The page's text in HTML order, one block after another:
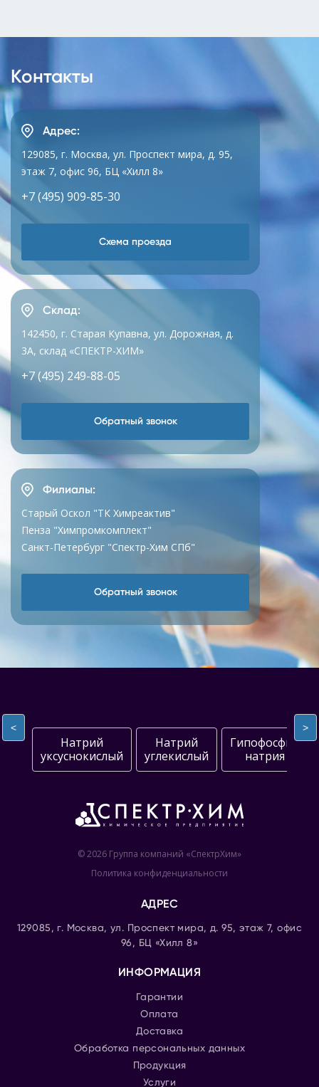
Контакты
Адрес:
129085, г. Москва, ул. Проспект мира, д. 95,
этаж 7, офис 96, БЦ «Хилл 8»
+7 (495) 909-85-30
Схема проезда
Склад:
142450, г. Старая Купавна, ул. Дорожная, д.
3А, склад «СПЕКТР-ХИМ»
+7 (495) 249-88-05
Обратный звонок
Филиалы:
Старый Оскол "ТК Химреактив"
Пенза "Химпромкомплект"
Санкт-Петербург "Спектр-Хим СПб"
Обратный звонок
<
Натрий
уксуснокислый
Натрий
углекислый
Гипофосфит
натрия
>
© 2026 Группа компаний «СпектрХим»
Политика конфиденциальности
АДРЕС
129085, г. Москва, ул. Проспект мира, д. 95, этаж 7, офис
96, БЦ «Хилл 8»
ИНФОРМАЦИЯ
Гарантии
Оплата
Доставка
Обработка персональных данных
Продукция
Услуги